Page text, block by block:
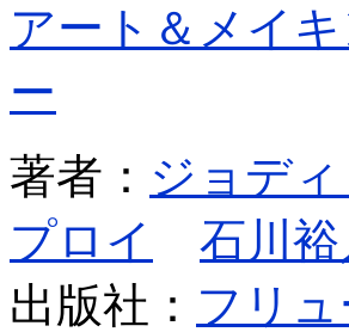
アート＆メイ
ー
著者： ジョデ
プロイ
石川裕
出版社： フリュ